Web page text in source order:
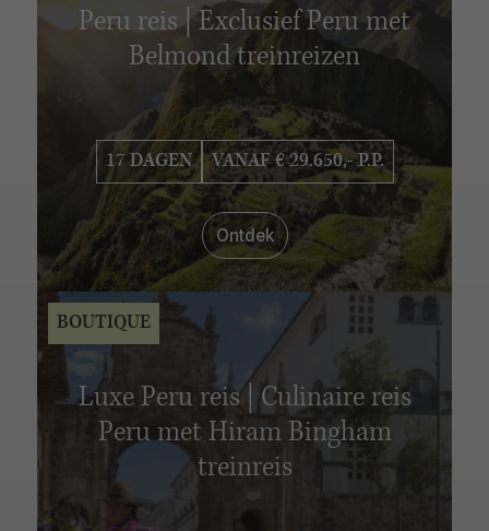
Peru reis | Exclusief Peru met
Belmond treinreizen
17 DAGEN VANAF € 29.650,- P.P.
Ontdek
Luxe Peru reis | Culinaire reis
Peru met Hiram Bingham
treinreis
BOUTIQUE